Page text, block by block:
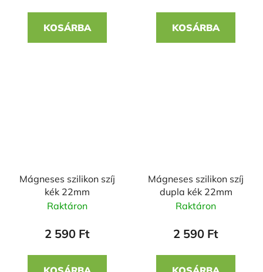
KOSÁRBA KOSÁRBA
Mágneses szilikon szíj
kék 22mm
Raktáron
2 590 Ft
Mágneses szilikon szíj
dupla kék 22mm
Raktáron
2 590 Ft